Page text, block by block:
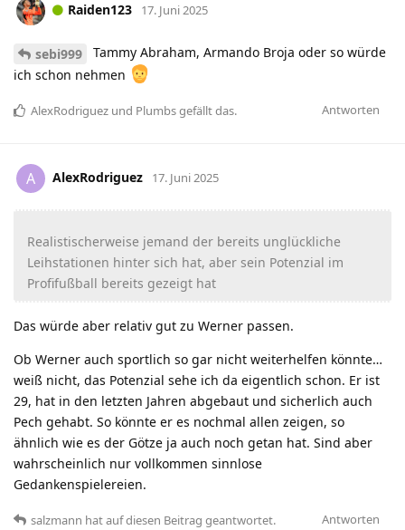
Raiden123 17. Juni 2025
sebi999
Tammy Abraham, Armando Broja oder so würde
ich schon nehmen
Antworten
AlexRodriguez und Plumbsgefällt das.
A AlexRodriguez 17. Juni 2025
Realistischerweise jemand der bereits unglückliche
Leihstationen hinter sich hat, aber sein Potenzial im
Profifußball bereits gezeigt hat
Das würde aber relativ gut zu Werner passen.
Ob Werner auch sportlich so gar nicht weiterhelfen könnte…
weiß nicht, das Potenzial sehe ich da eigentlich schon. Er ist
29, hat in den letzten Jahren abgebaut und sicherlich auch
Pech gehabt. So könnte er es nochmal allen zeigen, so
ähnlich wie es der Götze ja auch noch getan hat. Sind aber
wahrscheinlich nur vollkommen sinnlose
Gedankenspielereien.
Antworten
salzmann hatauf diesen Beitrag geantwortet.